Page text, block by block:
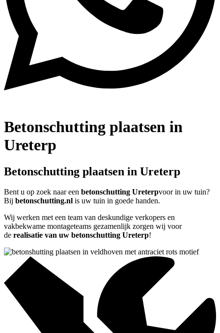
Betonschutting plaatsen in
Ureterp
Betonschutting plaatsen in Ureterp
Bent u op zoek naar een betonschutting Ureterpvoor in uw tuin?
Bij betonschutting.nl is uw tuin in goede handen.
Wij werken met een team van deskundige verkopers en
vakbekwame montageteams gezamenlijk zorgen wij voor
de realisatie van uw betonschutting Ureterp!